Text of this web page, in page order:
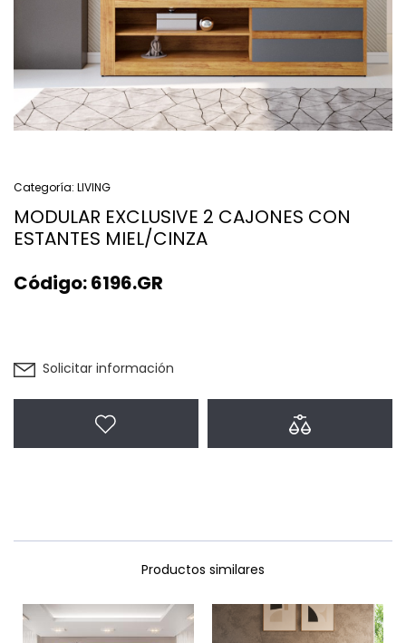
Categoría: LIVING
MODULAR EXCLUSIVE 2 CAJONES CON
ESTANTES MIEL/CINZA
Código:6196.GR
Solicitar información
Productos similares